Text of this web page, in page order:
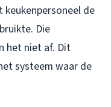
de
Die
het niet af. Dit
systeem waar de